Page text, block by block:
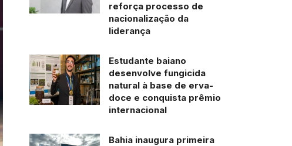
reforça processo de
nacionalização da
liderança
Estudante baiano
desenvolve fungicida
natural à base de erva-
doce e conquista prêmio
internacional
Bahia inaugura primeira